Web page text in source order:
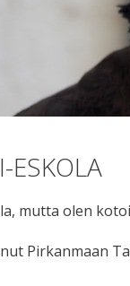
ESKOLA
mutta olen
Pirkanmaan